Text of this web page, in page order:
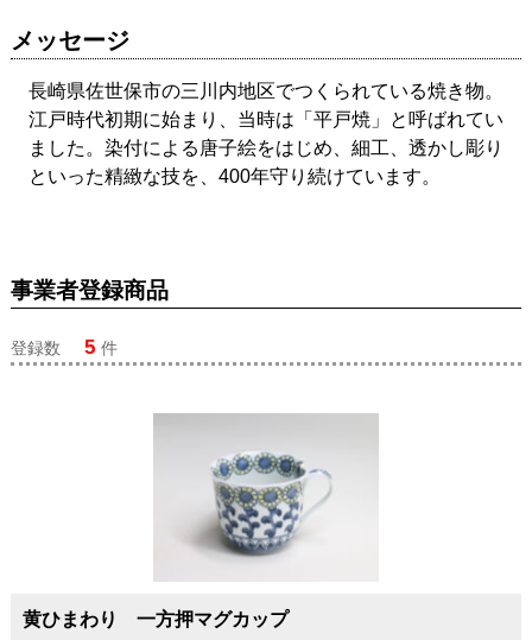
メッセージ
長崎県佐世保市の三川内地区でつくられている焼き物。
江戸時代初期に始まり、当時は「平戸焼」と呼ばれてい
ました。染付による唐子絵をはじめ、細工、透かし彫り
といった精緻な技を、400年守り続けています。
事業者登録商品
登録数 5 件
黄ひまわり 一方押マグカップ